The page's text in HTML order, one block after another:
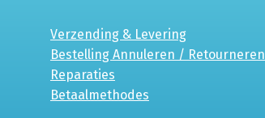
Verzending & Levering
Bestelling Annuleren / Retourneren
Reparaties
Betaalmethodes